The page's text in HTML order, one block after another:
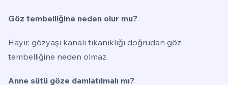
Göz tembelliğine neden olur mu?
Hayır, gözyaşı kanalı tıkanıklığı doğrudan göz
tembelliğine neden olmaz.
Anne sütü göze damlatılmalı mı?